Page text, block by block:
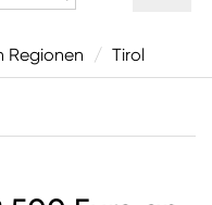
Regionen / Tirol